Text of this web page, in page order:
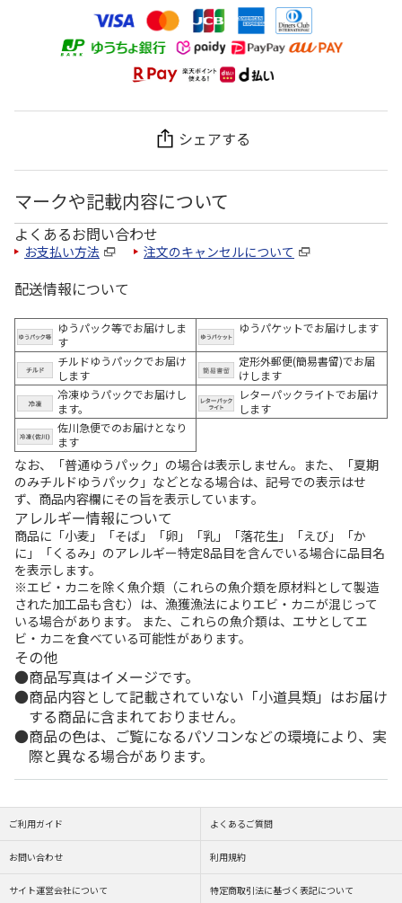
シェアする
マークや記載内容について
よくあるお問い合わせ
お支払い方法 注文のキャンセルについて
配送情報について
ゆうパック等でお届けしま
す
ゆうパケットでお届けします
チルドゆうパックでお届け
します
定形外郵便(簡易書留)でお届
けします
冷凍ゆうパックでお届けし
ます。
レターパックライトでお届け
します
佐川急便でのお届けとなり
ます
なお、「普通ゆうパック」の場合は表示しません。また、「夏期
のみチルドゆうパック」などとなる場合は、記号での表示はせ
ず、商品内容欄にその旨を表示しています。
アレルギー情報について
商品に「小麦」「そば」「卵」「乳」「落花生」「えび」「か
に」「くるみ」のアレルギー特定8品目を含んでいる場合に品目名
を表示します。
※エビ・カニを除く魚介類（これらの魚介類を原材料として製造
された加工品も含む）は、漁獲漁法によりエビ・カニが混じって
いる場合があります。 また、これらの魚介類は、エサとしてエ
ビ・カニを食べている可能性があります。
その他
商品写真はイメージです。
商品内容として記載されていない「小道具類」はお届け
する商品に含まれておりません。
商品の色は、ご覧になるパソコンなどの環境により、実
際と異なる場合があります。
ご利用ガイド よくあるご質問
お問い合わせ 利用規約
サイト運営会社について 特定商取引法に基づく表記について